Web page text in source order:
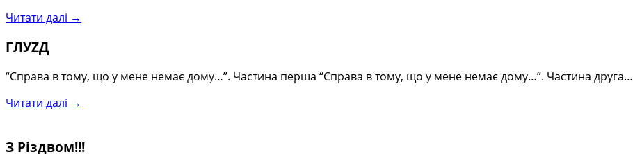
Читати далі →
ГЛУZД
“Справа в тому, що у мене немає дому…”. Частина перша “Справа в тому, що у мене немає дому…”. Частина друга…
Читати далі →
З Різдвом!!!